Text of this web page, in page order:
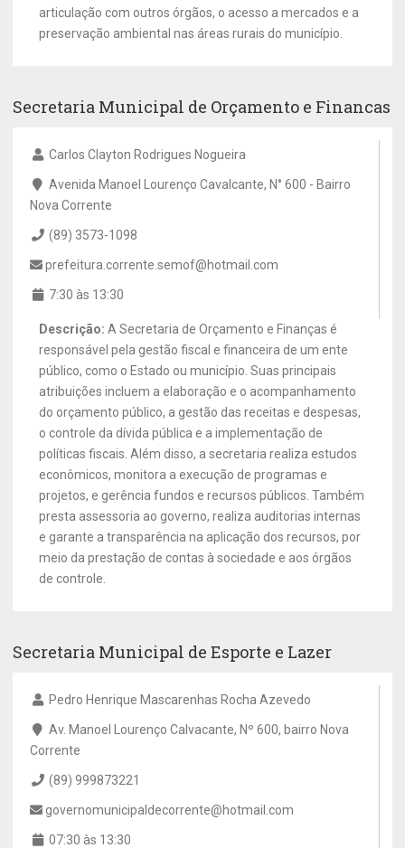
articulação com outros órgãos, o acesso a mercados e a
preservação ambiental nas áreas rurais do município.
Secretaria Municipal de Orçamento e Financas
Carlos Clayton Rodrigues Nogueira
Avenida Manoel Lourenço Cavalcante, N° 600 - Bairro
Nova Corrente
(89) 3573-1098
prefeitura.corrente.semof@hotmail.com
7:30 às 13:30
Descrição: A Secretaria de Orçamento e Finanças é
responsável pela gestão fiscal e financeira de um ente
público, como o Estado ou município. Suas principais
atribuições incluem a elaboração e o acompanhamento
do orçamento público, a gestão das receitas e despesas,
o controle da dívida pública e a implementação de
políticas fiscais. Além disso, a secretaria realiza estudos
econômicos, monitora a execução de programas e
projetos, e gerência fundos e recursos públicos. Também
presta assessoria ao governo, realiza auditorias internas
e garante a transparência na aplicação dos recursos, por
meio da prestação de contas à sociedade e aos órgãos
de controle.
Secretaria Municipal de Esporte e Lazer
Pedro Henrique Mascarenhas Rocha Azevedo
Av. Manoel Lourenço Calvacante, Nº 600, bairro Nova
Corrente
(89) 999873221
governomunicipaldecorrente@hotmail.com
07:30 às 13:30